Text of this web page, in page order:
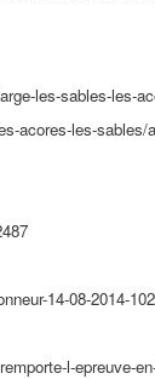
les-sables-les-
acores-les-sables/
14-08-2014-
remporte-l-epreuve-